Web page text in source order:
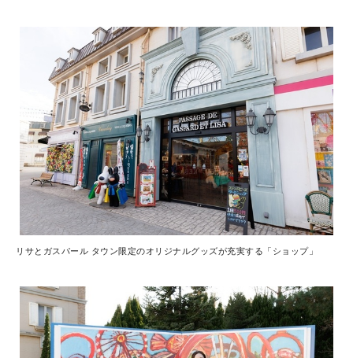
リサとガスパール タウン限定のオリジナルグッズが充実する「ショップ」